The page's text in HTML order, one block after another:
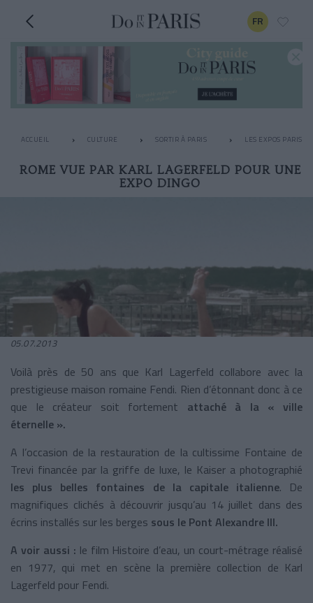
FR
ACCUEIL CULTURE SORTIR À PARIS LES EXPOS
ROME VUE PAR KARL LAGERFELD POUR UNE
EXPO DINGO
05.07.2013
Voilà près de 50 ans que Karl Lagerfeld collabore avec la
prestigieuse maison romaine Fendi. Rien d’étonnant donc à ce
que le créateur soit fortement attaché à la « ville
éternelle ».
A l’occasion de la restauration de la cultissime Fontaine de
Trevi financée par la griffe de luxe, le Kaiser a photographié
les plus belles fontaines de la capitale italienne. De
magnifiques clichés à découvrir jusqu’au 14 juillet dans des
écrins installés sur les berges sous le Pont Alexandre III.
A voir aussi : le film Histoire d’eau, un court-métrage réalisé
en 1977, qui met en scène la première collection de Karl
Lagerfeld pour Fendi.